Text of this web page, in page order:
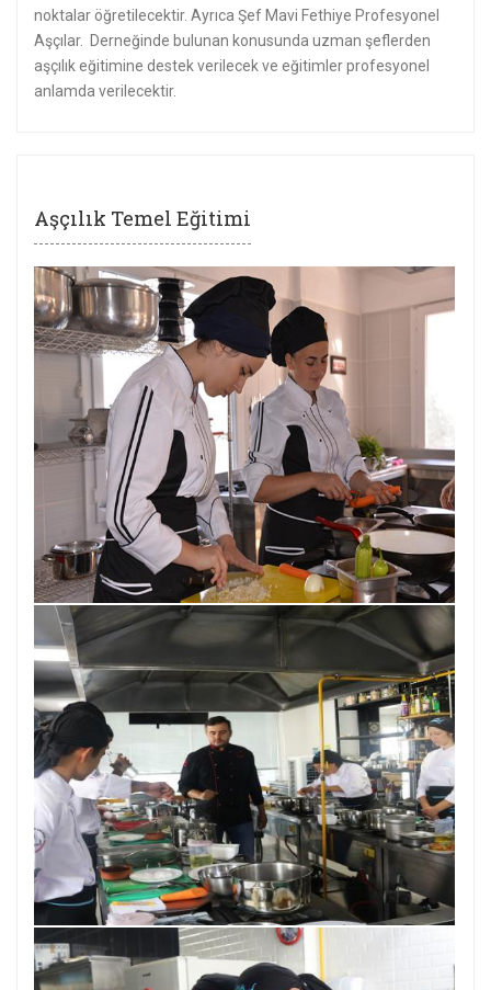
noktalar öğretilecektir. Ayrıca Şef Mavi Fethiye Profesyonel
Aşçılar. Derneğinde bulunan konusunda uzman şeflerden
aşçılık eğitimine destek verilecek ve eğitimler profesyonel
anlamda verilecektir.
Aşçılık Temel Eğitimi